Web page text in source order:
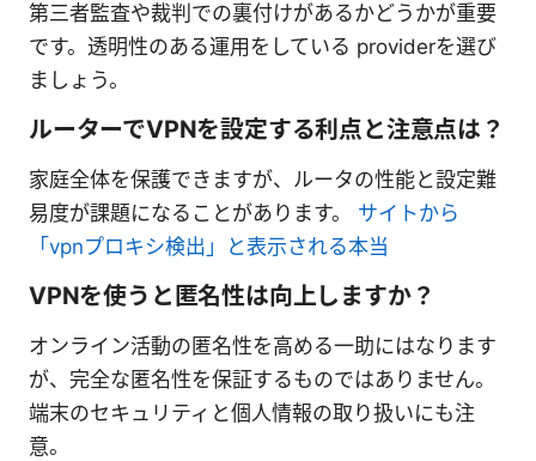
第三者監査や裁判での裏付けがあるかどうかが重要
です。透明性のある運用をしている providerを選び
ましょう。
ルーターでVPNを設定する利点と注意点は？
家庭全体を保護できますが、ルータの性能と設定難
易度が課題になることがあります。 サイトから
「vpnプロキシ検出」と表示される本当
VPNを使うと匿名性は向上しますか？
オンライン活動の匿名性を高める一助にはなります
が、完全な匿名性を保証するものではありません。
端末のセキュリティと個人情報の取り扱いにも注
意。